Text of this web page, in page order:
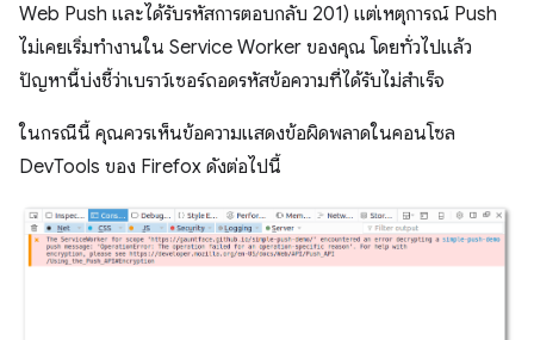
Web Push และได้รับรหัสการตอบกลับ 201) แต่เหตุการณ์ Push
ไม่เคยเริ่มทํางานใน Service Worker ของคุณ โดยทั่วไปแล้ว
ปัญหานี้บ่งชี้ว่าเบราว์เซอร์ถอดรหัสข้อความที่ได้รับไม่สําเร็จ
ในกรณีนี้ คุณควรเห็นข้อความแสดงข้อผิดพลาดในคอนโซล
DevTools ของ Firefox ดังต่อไปนี้